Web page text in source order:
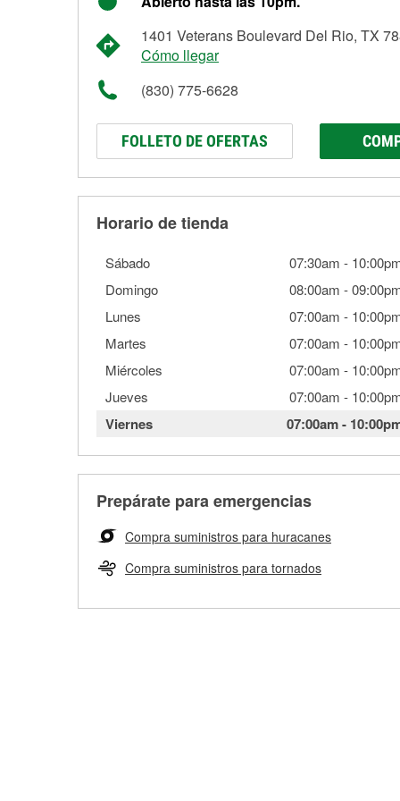
1401 Veterans Boulevard Del Rio, TX
Cómo llegar
(830) 775-6628
FOLLETO DE OFERTAS
Horario de tienda
Sábado 07:30am -
Domingo
08:00am -
Lunes
07:00am -
Martes
07:00am -
Miércoles
07:00am -
Jueves
07:00am -
Viernes 07:00am-
Prepárate para emergencias
Compra suministros para huracanes
Compra suministros para tornados